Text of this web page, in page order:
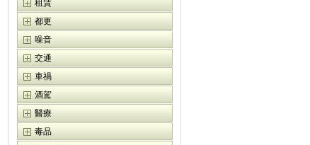
租賃
都更
噪音
交通
車禍
酒駕
醫療
毒品